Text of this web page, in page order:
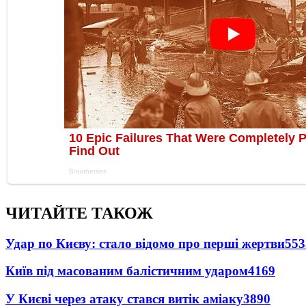
ЧИТАЙТЕ ТАКОЖ
Удар по Києву: стало відомо про перші жертви
Київ під масованим балістичним ударом4169
У Києві через атаку стався витік аміаку3890